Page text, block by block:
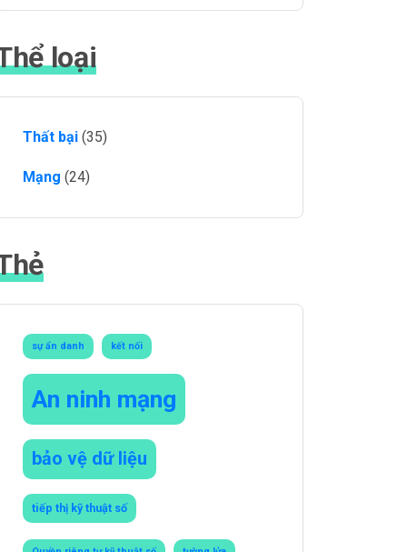
loại
Thất bại (35)
Mạng (24)
sự ẩn danh kết nối
An ninh mạng
bảo vệ dữ liệu
tiếp thị kỹ thuật số